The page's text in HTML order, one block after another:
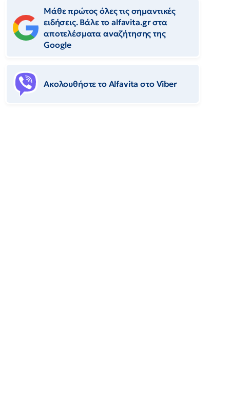
Μάθε πρώτος όλες τις σημαντικές
ειδήσεις. Βάλε το alfavita.gr στα
αποτελέσματα αναζήτησης της
Google
Ακολουθήστε το Αlfavita στο Viber